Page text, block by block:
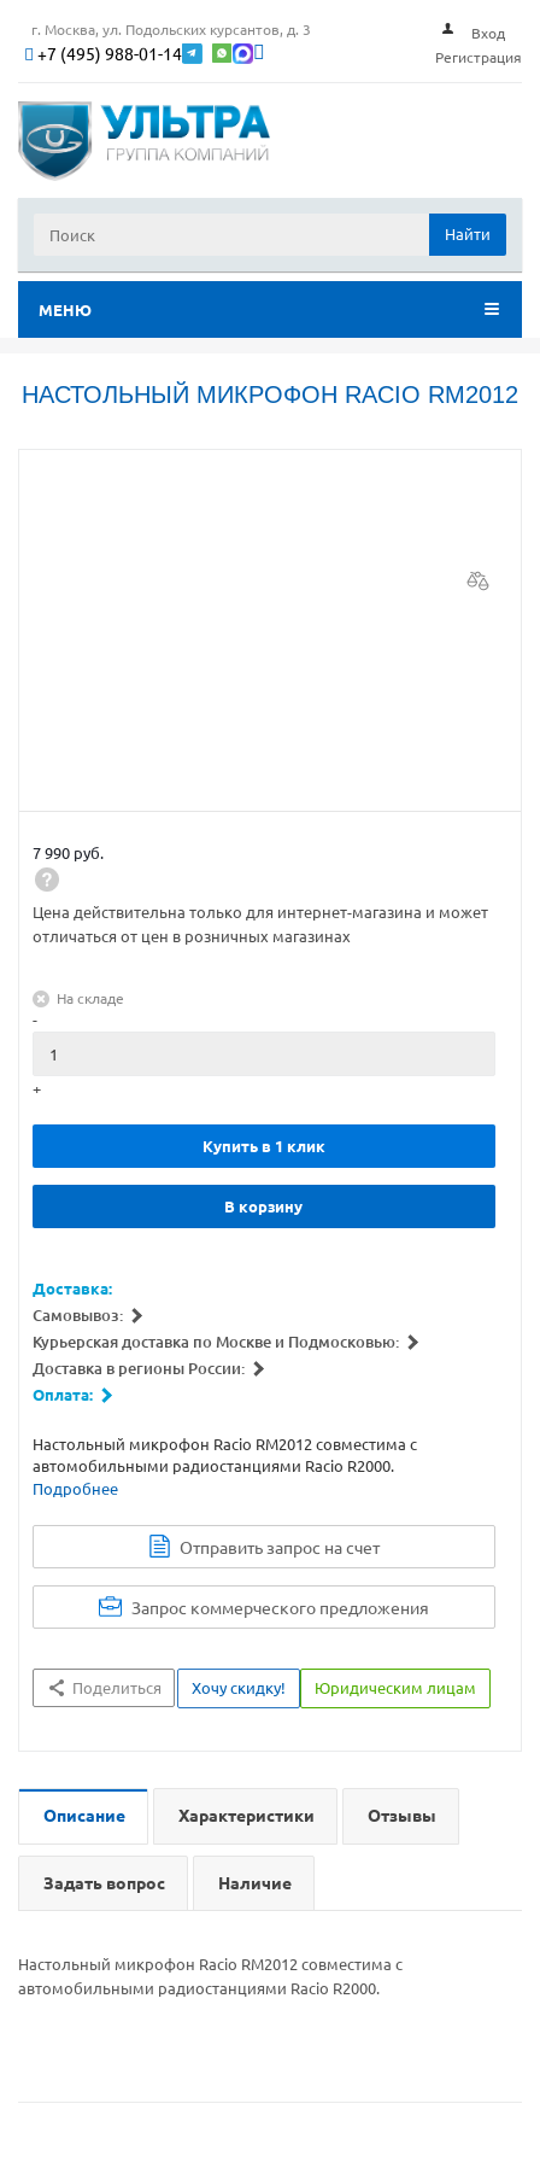
г. Москва, ул. Подольских курсантов, д. 3
+7 (495) 988-01-14
Вход
Регистрация
Найти
МЕНЮ
НАСТОЛЬНЫЙ МИКРОФОН RACIO RM2012
7 990 руб.
Цена действительна только для интернет-магазина и может
отличаться от цен в розничных магазинах
На складе
-
+
Купить в 1 клик
В корзину
Доставка:
Самовывоз:
Курьерская доставка по Москве и Подмосковью:
Доставка в регионы России:
Оплата:
Настольный микрофон Racio RM2012 совместима с
автомобильными радиостанциями Racio R2000.
Подробнее
Отправить запрос на счет
Запрос коммерческого предложения
Поделиться Хочу скидку! Юридическим лицам
Описание Характеристики Отзывы
Задать вопрос Наличие
Настольный микрофон Racio RM2012 совместима с
автомобильными радиостанциями Racio R2000.